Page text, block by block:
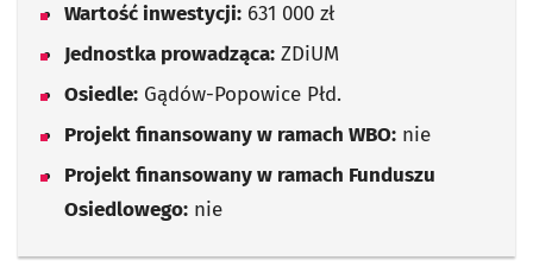
Wartość inwestycji: 631 000 zł
Jednostka prowadząca: ZDiUM
Osiedle: Gądów-Popowice Płd.
Projekt finansowany w ramach WBO: nie
Projekt finansowany w ramach Funduszu
Osiedlowego: nie